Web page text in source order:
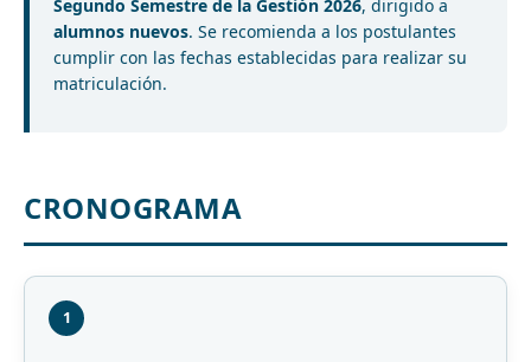
Segundo Semestre de la Gestión 2026, dirigido a
alumnos nuevos. Se recomienda a los postulantes
cumplir con las fechas establecidas para realizar su
matriculación.
CRONOGRAMA
1